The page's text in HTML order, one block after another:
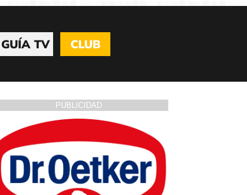
GUÍA TV CLUB
PUBLICIDAD